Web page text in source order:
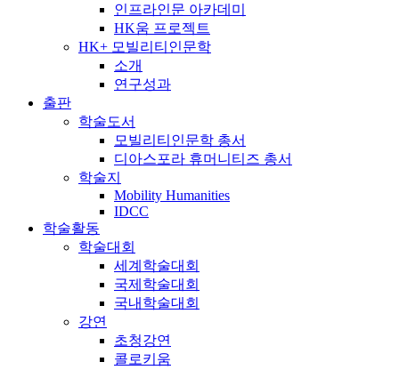
인프라인문 아카데미
HK움 프로젝트
HK+ 모빌리티인문학
소개
연구성과
출판
학술도서
모빌리티인문학 총서
디아스포라 휴머니티즈 총서
학술지
Mobility Humanities
IDCC
학술활동
학술대회
세계학술대회
국제학술대회
국내학술대회
강연
초청강연
콜로키움